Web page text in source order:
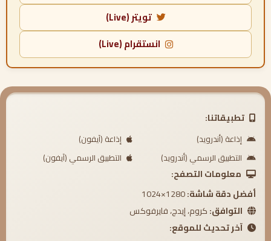
تويتر (Live)
انستقرام (Live)
تطبيقاتنا:
إذاعة (أندرويد)
إذاعة (آيفون)
التطبيق الرسمي (أندرويد)
التطبيق الرسمي (آيفون)
معلومات التصفح:
أفضل دقة شاشة:
التوافق:كروم، إيدج، فايرفوكس
آخر تحديث للموقع: